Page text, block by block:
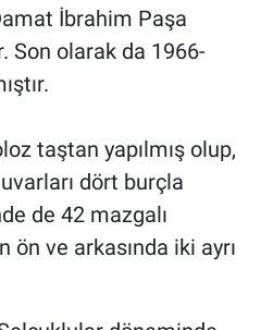
İbrahim Paşa
Son olarak da 1966-
taştan yapılmış olup,
dört burçla
de 42 mazgalı
ön ve arkasında iki ayrı